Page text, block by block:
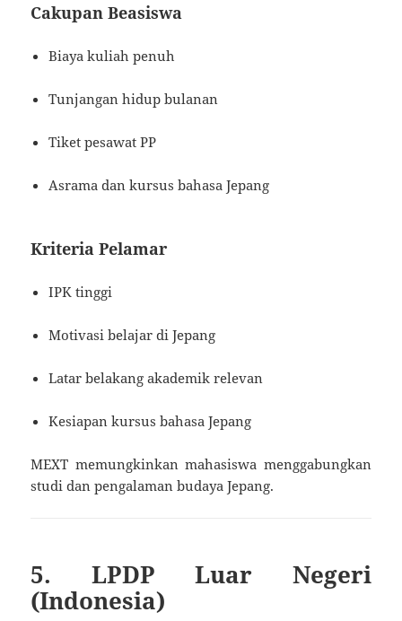
Cakupan Beasiswa
Biaya kuliah penuh
Tunjangan hidup bulanan
Tiket pesawat PP
Asrama dan kursus bahasa Jepang
Kriteria Pelamar
IPK tinggi
Motivasi belajar di Jepang
Latar belakang akademik relevan
Kesiapan kursus bahasa Jepang
MEXT memungkinkan mahasiswa menggabungkan
studi dan pengalaman budaya Jepang.
5. LPDP Luar Negeri
(Indonesia)